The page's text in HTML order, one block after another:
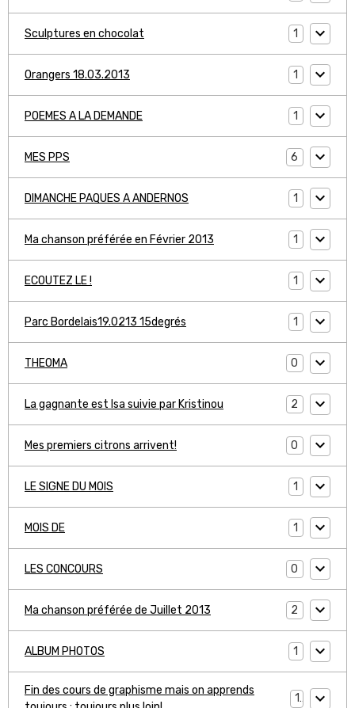
Sculptures en chocolat 1
Orangers 18.03.2013 1
POEMES A LA DEMANDE 1
MES PPS 6
DIMANCHE PAQUES A ANDERNOS 1
Ma chanson préférée en Février 2013 1
ECOUTEZ LE ! 1
Parc Bordelais19.0213 15degrés 1
THEOMA 0
La gagnante est Isa suivie par Kristinou 2
Mes premiers citrons arrivent! 0
LE SIGNE DU MOIS 1
MOIS DE 1
LES CONCOURS 0
Ma chanson préférée de Juillet 2013 2
ALBUM PHOTOS 1
Fin des cours de graphisme mais on apprends
1